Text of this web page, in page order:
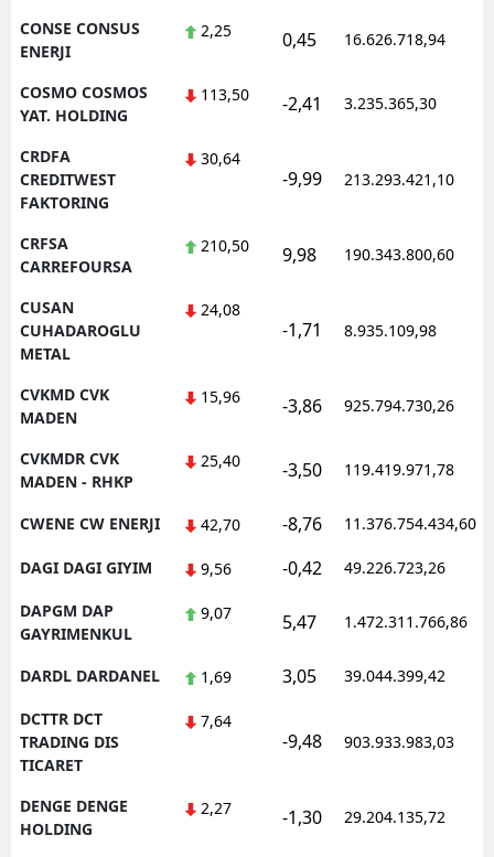
CONSE CONSUS
ENERJI
2,25 0,45 16.626.718,94
COSMO COSMOS
YAT. HOLDING
113,50 -2,41 3.235.365,30
CRDFA
CREDITWEST
FAKTORING
30,64
-9,99 213.293.421,10
CRFSA
CARREFOURSA
210,50 9,98 190.343.800,60
CUSAN
CUHADAROGLU
METAL
24,08
-1,71 8.935.109,98
CVKMD CVK
MADEN
15,96 -3,86 925.794.730,26
CVKMDR CVK
MADEN - RHKP
25,40 -3,50 119.419.971,78
CWENE CW ENERJI 42,70 -8,76 11.376.754.434,60
DAGI DAGI GIYIM 9,56 -0,42 49.226.723,26
DAPGM DAP
GAYRIMENKUL
9,07 5,47 1.472.311.766,86
DARDL DARDANEL 1,69 3,05 39.044.399,42
DCTTR DCT
TRADING DIS
TICARET
7,64
-9,48 903.933.983,03
DENGE DENGE
HOLDING
2,27 -1,30 29.204.135,72